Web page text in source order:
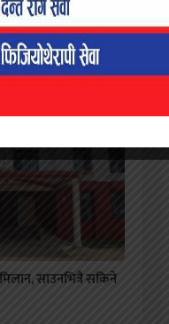
साउनभित्रै सकिने